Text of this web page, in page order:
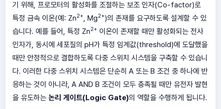
기 위해, 프로모터의 활성화를 조절하는 보조 인자(Co-factor)로
특정 금속 이온(예: Zn2+, Mg2+)의 존재를 요구하도록 설계할 수 있
습니다. 예를 들어, 특정 Zn2+이온이 존재할 때만 활성화되는 전사
인자가, 동시에 세포질의 pH가 특정 임계값(threshold)에 도달했을
때만 안정적으로 결합하도록 다중 스위치 시스템을 구축할 수 있습니
다. 이러한 다중 스위치 시스템은 단순히 A 또는 B 조건 중 하나에 반
응하는 것이 아니라, A AND B 조건이 모두 충족될 때만 유전자 발현
을 유도하는 논리 게이트(Logic Gate)의 역할을 수행하게 됩니다.